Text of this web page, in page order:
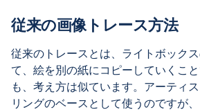
従来の画像トレース方法
従来のトレースとは、ライトボック
て、絵を別の紙にコピーしていくこ
も、考え方は似ています。アーティ
リングのベースとして使うのですが